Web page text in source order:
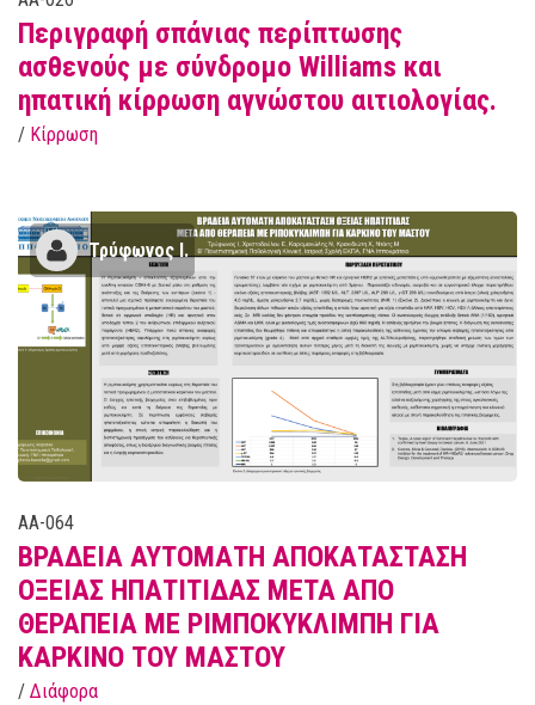
Περιγραφή σπάνιας περίπτωσης
ασθενούς με σύνδρομο Williams και
ηπατική κίρρωση αγνώστου αιτιολογίας.
/ Κίρρωση
Τρύφωνος Ι.
AA-064
ΒΡΑΔΕΙΑ ΑΥΤΟΜΑΤΗ ΑΠΟΚΑΤΑΣΤΑΣΗ
ΟΞΕΙΑΣ ΗΠΑΤΙΤΙΔΑΣ ΜΕΤΑ ΑΠΟ
ΘΕΡΑΠΕΙΑ ΜΕ ΡΙΜΠΟΚΥΚΛΙΜΠΗ ΓΙΑ
ΚΑΡΚΙΝΟ ΤΟΥ ΜΑΣΤΟΥ
/ Διάφορα